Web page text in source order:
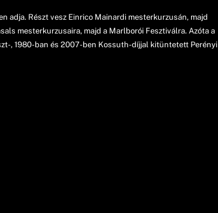
adja. Részt vesz Einrico Mainardi mesterkurzusán, majd
mesterkurzusaira, majd a Marlborói Fesztiválra. Azóta a
, 1980-ban és 2007-ben Kossuth-díjjal kitüntetett Perényi